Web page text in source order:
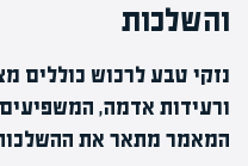
והשלכות
נזקי טבע לרכוש כוללים
ורעידות אדמה,
המאמר מתאר את